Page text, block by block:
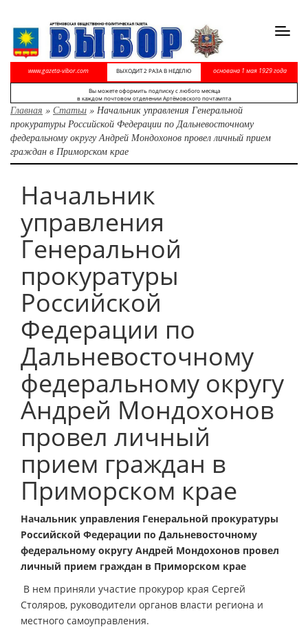
www.gazeta-vibor.com ВЫХОДИТ 2 РАЗА В НЕДЕЛЮ основана 1 мая 1929 года
Вы можете оформить подписку с любого месяца
в каждом почтовом отделении Артёмовского почтампта
Главная » Статьи » Начальник управления Генеральной
прокуратуры Российской Федерации по Дальневосточному
федеральному округу Андрей Мондохонов провел личный прием
граждан в Приморском крае
Начальник
управления
Генеральной
прокуратуры
Российской
Федерации по
Дальневосточному
федеральному округу
Андрей Мондохонов
провел личный
прием граждан в
Приморском крае
Начальник управления Генеральной прокуратуры
Российской Федерации по Дальневосточному
федеральному округу Андрей Мондохонов провел
личный прием граждан в Приморском крае
В нем приняли участие прокурор края Сергей
Столяров, руководители органов власти региона и
местного самоуправления.